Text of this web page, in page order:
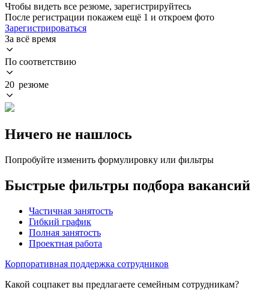
Чтобы видеть все резюме, зарегистрируйтесь
После регистрации покажем ещё 1 и откроем фото
Зарегистрироваться
За всё время
По соответствию
20 резюме
Ничего не нашлось
Попробуйте изменить формулировку или фильтры
Быстрые фильтры подбора вакансий
Частичная занятость
Гибкий график
Полная занятость
Проектная работа
Корпоративная поддержка сотрудников
Какой соцпакет вы предлагаете семейным сотрудникам?